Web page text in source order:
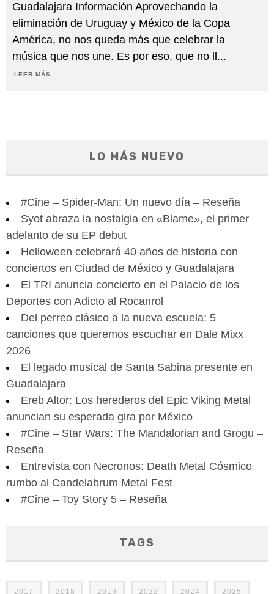
Guadalajara Información Aprovechando la
eliminación de Uruguay y México de la Copa
América, no nos queda más que celebrar la
música que nos une. Es por eso, que no ll ...
LEER MÁS...
LO MÁS NUEVO
#Cine – Spider-Man: Un nuevo día – Reseña
Syot abraza la nostalgia en «Blame», el primer
adelanto de su EP debut
Helloween celebrará 40 años de historia con
conciertos en Ciudad de México y Guadalajara
El TRI anuncia concierto en el Palacio de los
Deportes con Adicto al Rocanrol
Del perreo clásico a la nueva escuela: 5
canciones que queremos escuchar en Dale Mixx
2026
El legado musical de Santa Sabina presente en
Guadalajara
Ereb Altor: Los herederos del Epic Viking Metal
anuncian su esperada gira por México
#Cine – Star Wars: The Mandalorian and Grogu –
Reseña
Entrevista con Necronos: Death Metal Cósmico
rumbo al Candelabrum Metal Fest
#Cine – Toy Story 5 – Reseña
TAGS
2017 2018 2019 2022 2024 2025